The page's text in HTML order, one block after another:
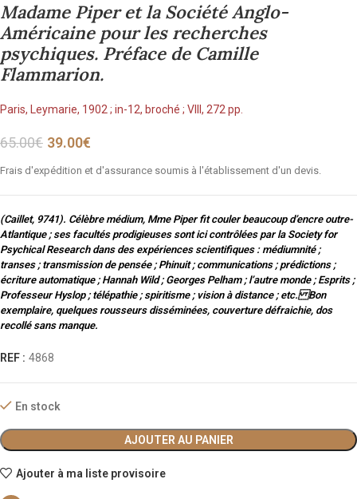
Madame Piper et la Société Anglo-
Américaine pour les recherches
psychiques. Préface de Camille
Flammarion.
Paris, Leymarie, 1902 ; in-12, broché ; VIII, 272 pp.
65.00€ 39.00€
Frais d'expédition et d'assurance soumis à l'établissement d'un devis.
(Caillet, 9741). Célèbre médium, Mme Piper fit couler beaucoup d’encre outre-
Atlantique ; ses facultés prodigieuses sont ici contrôlées par la Society for
Psychical Research dans des expériences scientifiques : médiumnité ;
transes ; transmission de pensée ; Phinuit ; communications ; prédictions ;
écriture automatique ; Hannah Wild ; Georges Pelham ; l’autre monde ; Esprits ;
Professeur Hyslop ; télépathie ; spiritisme ; vision à distance ; etc. Bon
exemplaire, quelques rousseurs disséminées, couverture défraichie, dos
recollé sans manque.
REF : 4868
En stock
AJOUTER AU PANIER
Ajouter à ma liste provisoire